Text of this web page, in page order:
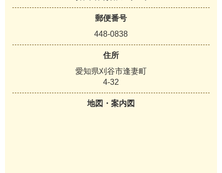
郵便番号
448-0838
住所
愛知県刈谷市逢妻町
4-32
地図・案内図